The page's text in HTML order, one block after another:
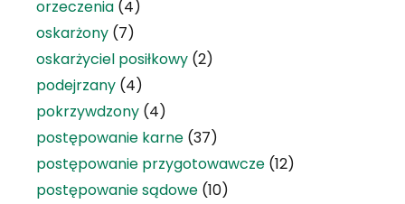
orzeczenia (4)
oskarżony (7)
oskarżyciel posiłkowy (2)
podejrzany (4)
pokrzywdzony (4)
postępowanie karne (37)
postępowanie przygotowawcze (12)
postępowanie sądowe (10)